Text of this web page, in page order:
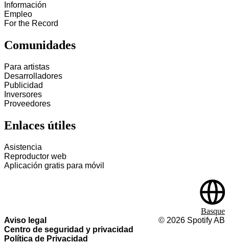
Información
Empleo
For the Record
Comunidades
Para artistas
Desarrolladores
Publicidad
Inversores
Proveedores
Enlaces útiles
Asistencia
Reproductor web
Aplicación gratis para móvil
Aviso legal
Centro de seguridad y privacidad
Política de Privacidad
© 2026 Spotify AB
Basque